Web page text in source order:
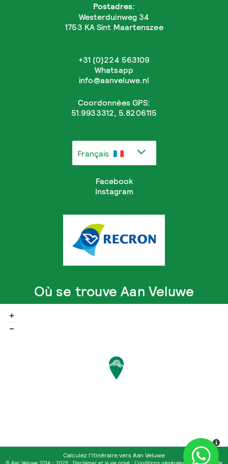
Postadres:
Westerduinweg 34
1753 KA Sint Maartenszee
+31 (0)224 563109
Whatsapp
info@aanveluwe.nl
Coordonnées GPS:
51.9933312, 5.8206115
Français
Facebook
Instagram
Où se trouve Aan Veluwe
Calculez l'itinéraire vers Aan Veluwe
© Aan Veluwe 2014 - 2026 · Disclaimer et la vie privé · Conditions générales· Conditions de